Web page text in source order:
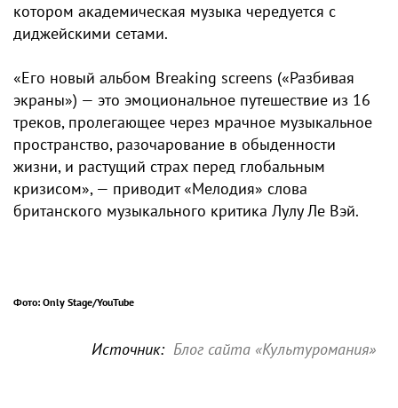
котором академическая музыка чередуется с
диджейскими сетами.
«Его новый альбом Breaking screens («Разбивая
экраны») — это эмоциональное путешествие из 16
треков, пролегающее через мрачное музыкальное
пространство, разочарование в обыденности
жизни, и растущий страх перед глобальным
кризисом», — приводит «Мелодия» слова
британского музыкального критика Лулу Ле Вэй.
Фото: Only Stage/YouTube
Источник: Блог сайта «Культуромания»